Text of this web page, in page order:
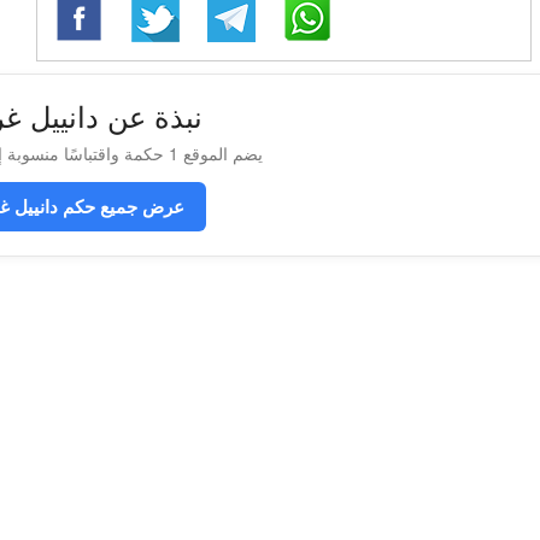
نبذة عن دانييل
يضم الموقع 1 حكمة واقتباسًا منسوبة إلى دانييل غرانين
عرض جميع حكم دانييل